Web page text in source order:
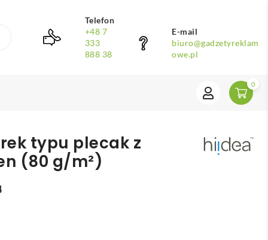
Telefon
+48 7
333
888 38
E-mail
biuro@gadzetyreklam
owe.pl
0
typu plecak z
(80 g/m²)